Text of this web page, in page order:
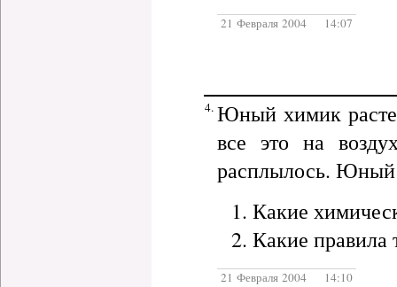
21 Февраля 2004 14:07
4. Юный химик
все это на
расплылось.
Какие
Какие
21 Февраля 2004 14:10